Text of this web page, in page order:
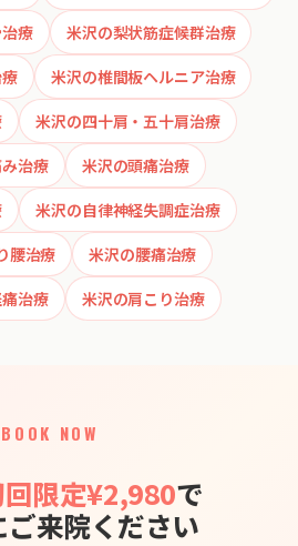
療
米沢の梨状筋症候群治療
米沢の椎間板ヘルニア治療
米沢の四十肩・五十肩治療
治療
米沢の頭痛治療
米沢の自律神経失調症治療
腰治療
米沢の腰痛治療
治療
米沢の肩こり治療
BOOK NOW
限定¥2,980で
来院ください